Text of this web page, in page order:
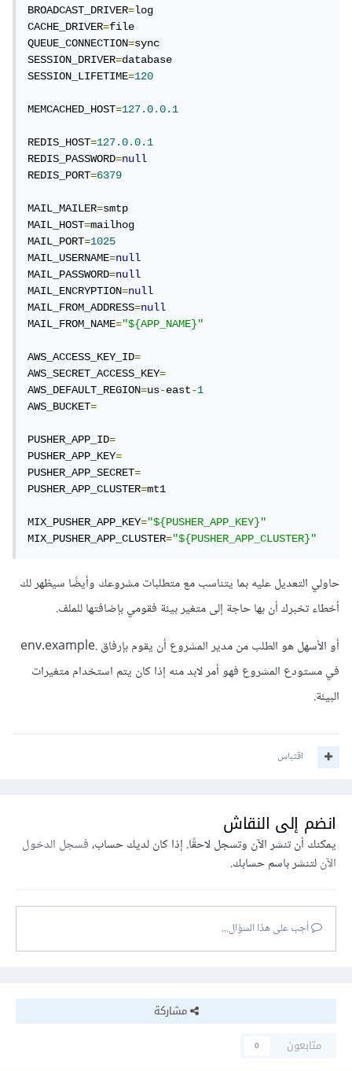
BROADCAST_DRIVER=log
CACHE_DRIVER=file
QUEUE_CONNECTION=sync
SESSION_DRIVER=database
SESSION_LIFETIME=120
MEMCACHED_HOST=127.0.0.1
REDIS_HOST=127.0.0.1
REDIS_PASSWORD=null
REDIS_PORT=6379
MAIL_MAILER=smtp
MAIL_HOST=mailhog
MAIL_PORT=1025
MAIL_USERNAME=null
MAIL_PASSWORD=null
MAIL_ENCRYPTION=null
MAIL_FROM_ADDRESS=null
MAIL_FROM_NAME="${APP_NAME}"
AWS_ACCESS_KEY_ID=
AWS_SECRET_ACCESS_KEY=
AWS_DEFAULT_REGION=us-east-1
AWS_BUCKET=
PUSHER_APP_ID=
PUSHER_APP_KEY=
PUSHER_APP_SECRET=
PUSHER_APP_CLUSTER=mt1
MIX_PUSHER_APP_KEY="${PUSHER_APP_KEY}"
MIX_PUSHER_APP_CLUSTER="${PUSHER_APP_CLUSTER}"
حاولي التعديل عليه بما يتناسب مع متطلبات مشروعك وأيضًا سيظهر لك
أخطاء تخبرك أن بها حاجة إلى متغير بيئة فقومي بإضافتها للملف.
أو الأسهل هو الطلب من مدير المشروع أن يقوم بإرفاق .env.example
في مستودع المشروع فهو أمر لابد منه إذا كان يتم استخدام متغيرات
البيئة.
اقتباس
انضم إلى النقاش
يمكنك أن تنشر الآن وتسجل لاحقًا. إذا كان لديك حساب،فسجل الدخول
الآنلتنشر باسم حسابك.
أجب على هذا السؤال...
مشاركة
متابعون
0